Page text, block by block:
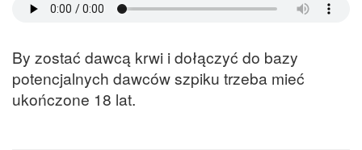
By zostać dawcą krwi i dołączyć do bazy
potencjalnych dawców szpiku trzeba mieć
ukończone 18 lat.